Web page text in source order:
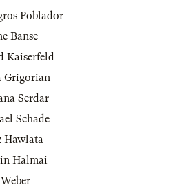
Poblador
Banse
Kaiserfeld
Grigorian
Serdar
Schade
Hawlata
Halmai